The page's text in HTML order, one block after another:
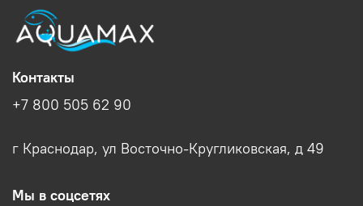
Контакты
+7 800 505 62 90
г Краснодар, ул Восточно-Кругликовская, д 49
Мы в соцсетях